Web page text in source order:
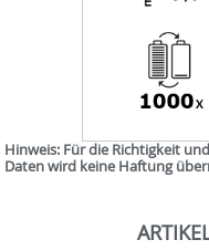
Hinweis: Für die Richtigkeit
Daten wird keine Haftung